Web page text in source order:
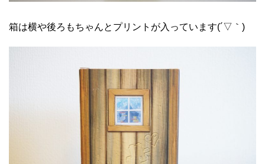
箱は横や後ろもちゃんとプリントが入っています(´▽｀)